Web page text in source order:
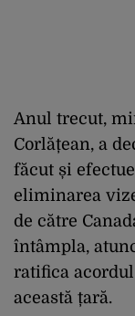
Anul trecut,
Corlățean, a
făcut și
eliminarea
de către
întâmpla,
ratifica
această țară.